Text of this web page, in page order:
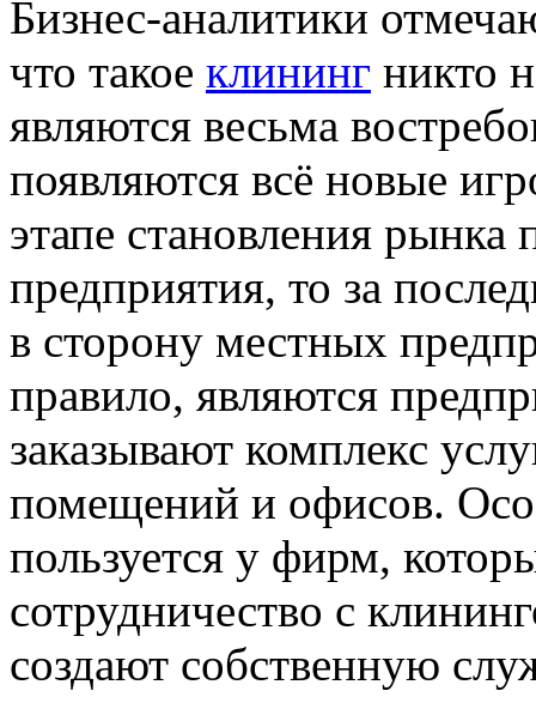
Бизнес-аналитики
что такое клининг никто
являются весьма
появляются всё новые
этапе становления рынка
предприятия, то за
в сторону местных
правило, являются
заказывают комплекс
помещений и офисов.
пользуется у фирм,
сотрудничество с
создают собственную